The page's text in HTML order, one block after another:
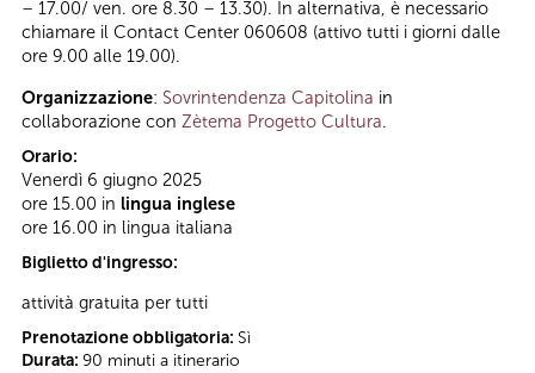
– 17.00/ ven. ore 8.30 – 13.30). In alternativa, è necessario
chiamare il Contact Center 060608 (attivo tutti i giorni dalle
ore 9.00 alle 19.00).
Organizzazione: Sovrintendenza Capitolina in
collaborazione con Zètema Progetto Cultura.
Orario:
Venerdì 6 giugno 2025
ore 15.00 in lingua inglese
ore 16.00 in lingua italiana
Biglietto d'ingresso:
attività gratuita per tutti
Prenotazione obbligatoria: Sì
Durata: 90 minuti a itinerario